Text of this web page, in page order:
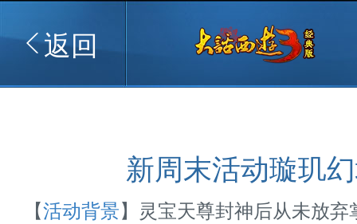
返回
新周末活动璇玑
【活动背景】灵宝天尊封神后从未放